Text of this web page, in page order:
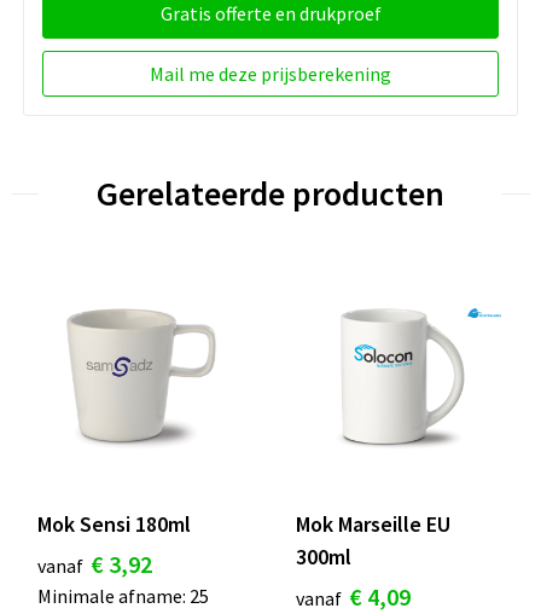
Gratis offerte en drukproef
Mail me deze prijsberekening
Gerelateerde producten
Mok Sensi 180ml
vanaf € 3,92
Minimale afname: 25
Mok Marseille EU
300ml
vanaf € 4,09